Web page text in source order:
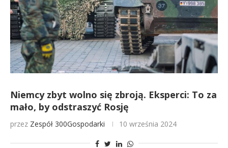
Niemcy zbyt wolno się zbroją. Eksperci: To za
mało, by odstraszyć Rosję
przez Zespół 300Gospodarki 10 września 2024